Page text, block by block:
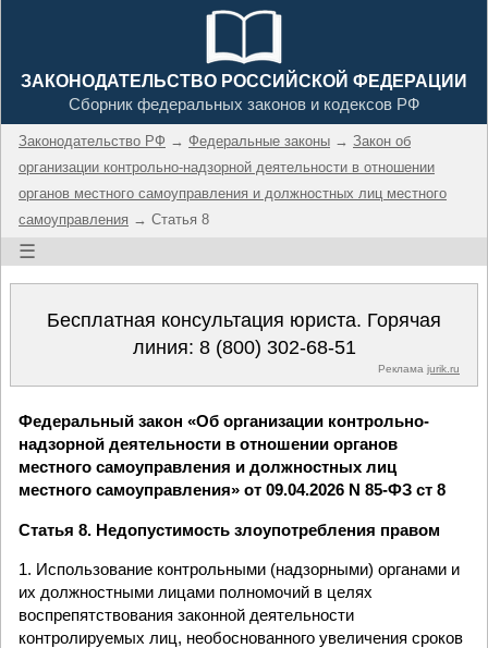
ЗАКОНОДАТЕЛЬСТВО РОССИЙСКОЙ ФЕДЕРАЦИИ
Сборник федеральных законов и кодексов РФ
Законодательство РФ → Федеральные законы → Закон об
организации контрольно-надзорной деятельности в отношении
органов местного самоуправления и должностных лиц местного
самоуправления → Статья 8
☰
Бесплатная консультация юриста. Горячая
линия: 8 (800) 302-68-51
Реклама jurik.ru
Федеральный закон «Об организации контрольно-
надзорной деятельности в отношении органов
местного самоуправления и должностных лиц
местного самоуправления» от 09.04.2026 N 85-ФЗ ст 8
Статья 8. Недопустимость злоупотребления правом
1. Использование контрольными (надзорными) органами и
их должностными лицами полномочий в целях
воспрепятствования законной деятельности
контролируемых лиц, необоснованного увеличения сроков